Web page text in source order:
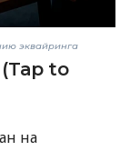
эквайринга
to
на